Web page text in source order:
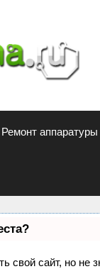
Ремонт аппаратуры
свой сайт, но не